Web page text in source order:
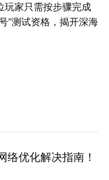
玩家只需按步骤完成
”测试资格，揭开深海
络优化解决指南！